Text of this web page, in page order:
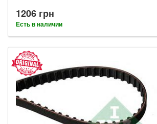
1206 грн
Есть в наличии